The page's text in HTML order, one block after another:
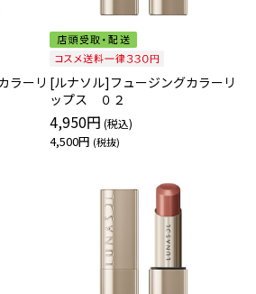
ラーリ [ルナソル]フュージングカラーリ
ップス ０２
4,950円
4,500円